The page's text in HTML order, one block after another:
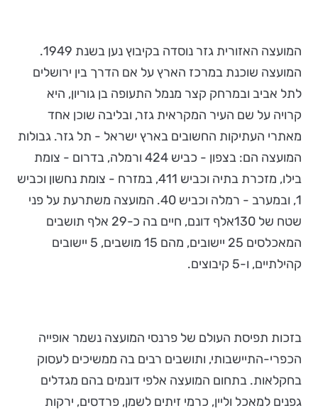
המועצה האזורית גזר נוסדה בקיבוץ נען בשנת 1949.
המועצה שוכנת במרכז הארץ על אם הדרך בין ירושלים
לתל אביב ובמרחק קצר מנמל התעופה בן גוריון, היא
קרויה על שם העיר המקראית גזר, ובליבה שוכן אחד
מאתרי העתיקות החשובים בארץ ישראל - תל גזר. גבולות
המועצה הם: בצפון - כביש 424 ורמלה, בדרום - צומת
בילו, מזכרת בתיה וכביש 411, במזרח - צומת נחשון וכביש
1, ובמערב - רמלה וכביש 40. המועצה משתרעת על פני
שטח של 130אלף דונם, חיים בה כ-29 אלף תושבים
המאכלסים 25 יישובים, מהם 15 מושבים, 5 יישובים
קהילתיים, ו-5 קיבוצים.
בזכות תפיסת העולם של פרנסי המועצה נשמר אופייה
הכפרי-התיישבותי, ותושבים רבים בה ממשיכים לעסוק
בחקלאות. בתחום המועצה אלפי דונמים בהם מגדלים
גפנים למאכל וליין, כרמי זיתים לשמן, פרדסים, ירקות